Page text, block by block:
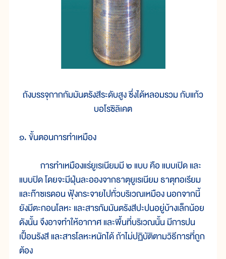
ถังบรรจุกากกัมมันตรังสีระดับสูง ซึ่งได้หลอมรวม กับแก้ว
บอโรซิลิเคต
๑. ขั้นตอนการทำเหมือง
การทำเหมืองแร่ยูเรเนียมมี ๒ แบบ คือ แบบเปิด และ
แบบปิด โดยจะมีฝุ่นละอองจากธาตุยูเรเนียม ธาตุทอเรียม
และก๊าซเรดอน ฟุ้งกระจายไปทั่วบริเวณเหมือง นอกจากนี้
ยังมีตะกอนโลหะ และสารกัมมันตรังสีปะปนอยู่บ้างเล็กน้อย
ดังนั้น จึงอาจทำให้อากาศ และพื้นที่บริเวณนั้น มีการปน
เปื้อนรังสี และสารโลหะหนักได้ ถ้าไม่ปฏิบัติตามวิธีการที่ถูก
ต้อง